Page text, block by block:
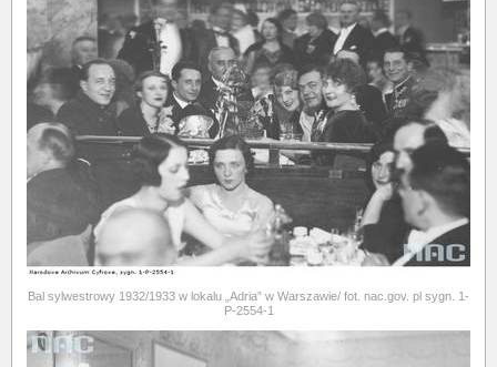
Bal sylwestrowy 1932/1933 w lokalu „Adria” w Warszawie/ fot. nac.gov. pl sygn. 1-
P-2554-1